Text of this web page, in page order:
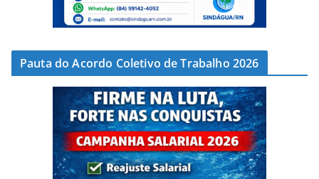
Pauta do Acordo Coletivo de Trabalho 2026